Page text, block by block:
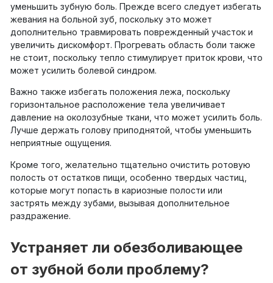
уменьшить зубную боль. Прежде всего следует избегать
жевания на больной зуб, поскольку это может
дополнительно травмировать поврежденный участок и
увеличить дискомфорт. Прогревать область боли также
не стоит, поскольку тепло стимулирует приток крови, что
может усилить болевой синдром.
Важно также избегать положения лежа, поскольку
горизонтальное расположение тела увеличивает
давление на околозубные ткани, что может усилить боль.
Лучше держать голову приподнятой, чтобы уменьшить
неприятные ощущения.
Кроме того, желательно тщательно очистить ротовую
полость от остатков пищи, особенно твердых частиц,
которые могут попасть в кариозные полости или
застрять между зубами, вызывая дополнительное
раздражение.
Устраняет ли обезболивающее
от зубной боли проблему?